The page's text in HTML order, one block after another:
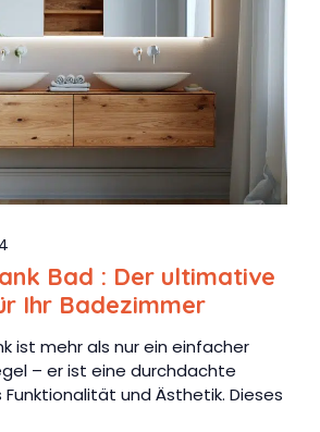
Bad : Der ultimative
Ihr Badezimmer
ist mehr als nur ein einfacher
– er ist eine durchdachte
und Ästhetik. Dieses